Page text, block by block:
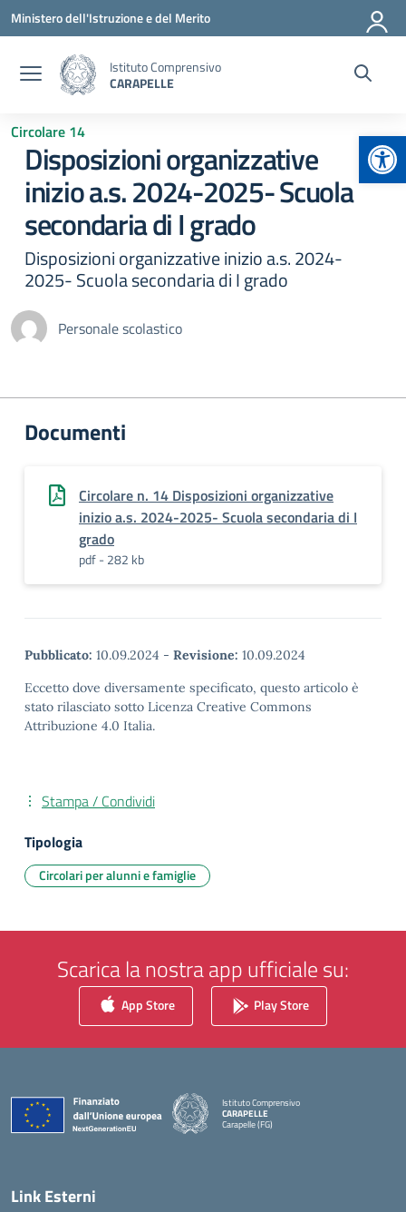
Vai ai contenuti
Vai al menu di navigazione
Vai al footer
Ministero dell'Istruzione e del Merito
Istituto Comprensivo
CARAPELLE
Circolare 14
Disposizioni organizzative
inizio a.s. 2024-2025- Scuola
secondaria di I grado
Disposizioni organizzative inizio a.s. 2024-
2025- Scuola secondaria di I grado
Personale scolastico
Documenti
Circolare n. 14 Disposizioni organizzative
inizio a.s. 2024-2025- Scuola secondaria di I
grado
pdf - 282 kb
Pubblicato: 10.09.2024 - Revisione: 10.09.2024
Eccetto dove diversamente specificato, questo articolo è
stato rilasciato sotto Licenza Creative Commons
Attribuzione 4.0 Italia.
Stampa / Condividi
Tipologia
Circolari per alunni e famiglie
Scarica la nostra app ufficiale su:
App Store Play Store
Istituto Comprensivo
CARAPELLE
Carapelle (FG)
— Visita la pagina iniziale della scuola
Link Esterni